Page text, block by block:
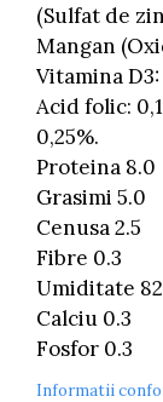
(Sulfat de
Mangan
Vitamina
Acid folic:
0,25%.
Proteina 8.0
Grasimi 5.0
Cenusa 2.5
Fibre 0.3
Umiditate
Calciu 0.3
Fosfor 0.3
Informatii